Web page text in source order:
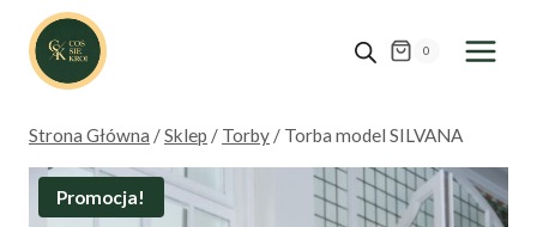
Przejdź
treści
0
Strona Główna /Sklep / Torby / Torba model SILVANA
Promocja!